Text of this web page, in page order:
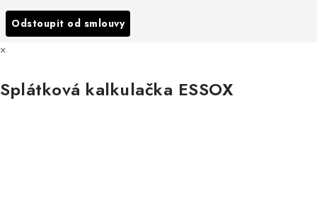
Všechny značky
Odstoupit od smlouvy
×
Splátková kalkulačka ESSOX